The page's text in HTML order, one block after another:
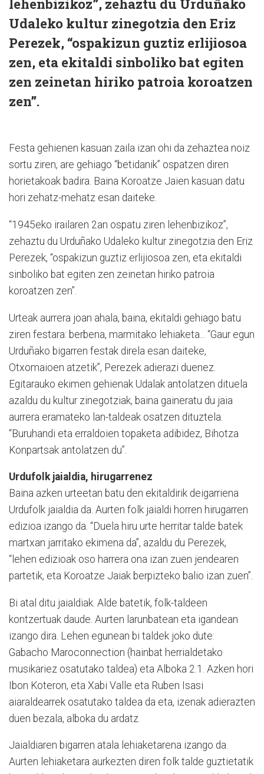
lehenbizikoz”, zehaztu du Urduñako
Udaleko kultur zinegotzia den Eriz
Perezek, “ospakizun guztiz erlijiosoa
zen, eta ekitaldi sinboliko bat egiten
zen zeinetan hiriko patroia koroatzen
zen”.
Festa gehienen kasuan zaila izan ohi da zehaztea noiz
sortu ziren, are gehiago “betidanik” ospatzen diren
horietakoak badira. Baina Koroatze Jaien kasuan datu
hori zehatz-mehatz esan daiteke.
“1945eko irailaren 2an ospatu ziren lehenbizikoz”,
zehaztu du Urduñako Udaleko kultur zinegotzia den Eriz
Perezek, “ospakizun guztiz erlijiosoa zen, eta ekitaldi
sinboliko bat egiten zen zeinetan hiriko patroia
koroatzen zen”.
Urteak aurrera joan ahala, baina, ekitaldi gehiago batu
ziren festara: berbena, marmitako lehiaketa... “Gaur egun
Urduñako bigarren festak direla esan daiteke,
Otxomaioen atzetik”, Perezek adierazi duenez.
Egitarauko ekimen gehienak Udalak antolatzen dituela
azaldu du kultur zinegotziak, baina gaineratu du jaia
aurrera eramateko lan-taldeak osatzen dituztela.
“Buruhandi eta erraldoien topaketa adibidez, Bihotza
Konpartsak antolatzen du”.
Urdufolk jaialdia, hirugarrenez
Baina azken urteetan batu den ekitaldirik deigarriena
Urdufolk jaialdia da. Aurten folk jaialdi horren hirugarren
edizioa izango da. “Duela hiru urte herritar talde batek
martxan jarritako ekimena da”, azaldu du Perezek,
“lehen edizioak oso harrera ona izan zuen jendearen
partetik, eta Koroatze Jaiak berpizteko balio izan zuen”.
Bi atal ditu jaialdiak. Alde batetik, folk-taldeen
kontzertuak daude. Aurten larunbatean eta igandean
izango dira. Lehen egunean bi taldek joko dute:
Gabacho Maroconnection (hainbat herrialdetako
musikariez osatutako taldea) eta Alboka 2.1. Azken hori
Ibon Koteron, eta Xabi Valle eta Ruben Isasi
aiaraldearrek osatutako taldea da eta, izenak adierazten
duen bezala, alboka du ardatz.
Jaialdiaren bigarren atala lehiaketarena izango da.
Aurten lehiaketara aurkezten diren folk talde guztietatik